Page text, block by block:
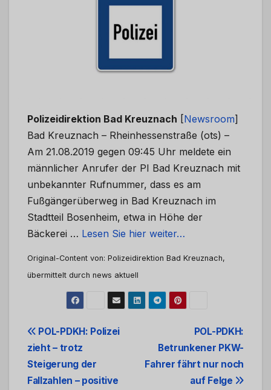
Polizeidirektion Bad Kreuznach [Newsroom]
Bad Kreuznach – Rheinhessenstraße (ots) –
Am 21.08.2019 gegen 09:45 Uhr meldete ein
männlicher Anrufer der PI Bad Kreuznach mit
unbekannter Rufnummer, dass es am
Fußgängerüberweg in Bad Kreuznach im
Stadtteil Bosenheim, etwa in Höhe der
Bäckerei … Lesen Sie hier weiter…
Original-Content von: Polizeidirektion Bad Kreuznach,
übermittelt durch news aktuell
Beitrags-
Navigation
POL-PDKH:
Betrunkener PKW-
Fahrer fährt nur noch
auf Felge
POL-PDKH: Polizei
zieht – trotz
Steigerung der
Fallzahlen – positive